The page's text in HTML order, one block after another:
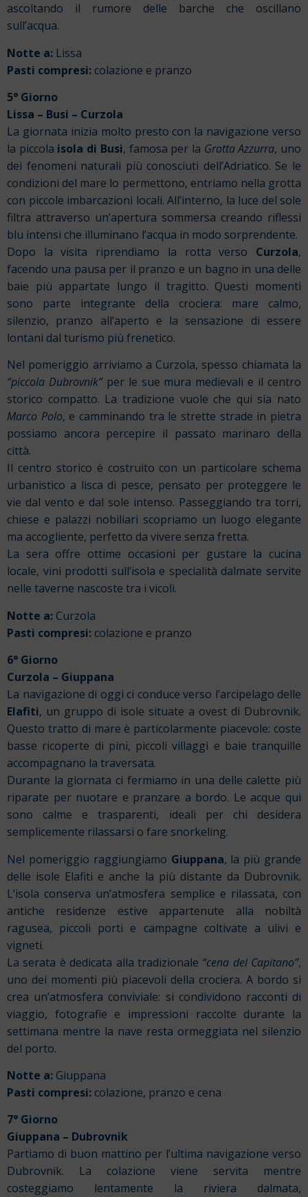
ascoltando il rumore delle barche che oscillano
sull’acqua.
Notte a: Lissa
Pasti compresi: colazione e pranzo
5° Giorno
Lissa – Busi – Curzola
La giornata inizia molto presto con la navigazione verso
la piccola isola di Busi, famosa per la Grotta Azzurra, uno
dei fenomeni naturali più conosciuti dell’Adriatico. Se le
condizioni del mare lo permettono, entriamo nella grotta
con piccole imbarcazioni locali. All’interno, la luce del sole
filtra attraverso un’apertura sommersa creando riflessi
blu intensi che illuminano l’acqua in modo sorprendente.
Dopo la visita riprendiamo la rotta verso Curzola,
facendo una pausa per il pranzo e un bagno in una delle
baie più appartate lungo il tragitto. Questi momenti
sono parte integrante della crociera: mare calmo,
silenzio, pranzo all’aperto e la sensazione di essere
lontani dal turismo più frenetico.
Nel pomeriggio arriviamo a Curzola, spesso chiamata la
“piccola Dubrovnik”per le sue mura medievali e il centro
storico compatto. La tradizione vuole che qui sia nato
Marco Polo, e camminando tra le strette strade in pietra
possiamo ancora percepire il passato marinaro della
città.
Il centro storico è costruito con un particolare schema
urbanistico a lisca di pesce, pensato per proteggere le
vie dal vento e dal sole intenso. Passeggiando tra torri,
chiese e palazzi nobiliari scopriamo un luogo elegante
ma accogliente, perfetto da vivere senza fretta.
La sera offre ottime occasioni per gustare la cucina
locale, vini prodotti sull’isola e specialità dalmate servite
nelle taverne nascoste tra i vicoli.
Notte a: Curzola
Pasti compresi: colazione e pranzo
6° Giorno
Curzola – Giuppana
La navigazione di oggi ci conduce verso l’arcipelago delle
Elafiti, un gruppo di isole situate a ovest di Dubrovnik.
Questo tratto di mare è particolarmente piacevole: coste
basse ricoperte di pini, piccoli villaggi e baie tranquille
accompagnano la traversata.
Durante la giornata ci fermiamo in una delle calette più
riparate per nuotare e pranzare a bordo. Le acque qui
sono calme e trasparenti, ideali per chi desidera
semplicemente rilassarsi o fare snorkeling.
Nel pomeriggio raggiungiamo Giuppana, la più grande
delle isole Elafiti e anche la più distante da Dubrovnik.
L’isola conserva un’atmosfera semplice e rilassata, con
antiche residenze estive appartenute alla nobiltà
ragusea, piccoli porti e campagne coltivate a ulivi e
vigneti.
La serata è dedicata alla tradizionale “cena del Capitano”,
uno dei momenti più piacevoli della crociera. A bordo si
crea un’atmosfera conviviale: si condividono racconti di
viaggio, fotografie e impressioni raccolte durante la
settimana mentre la nave resta ormeggiata nel silenzio
del porto.
Notte a: Giuppana
Pasti compresi: colazione, pranzo e cena
7° Giorno
Giuppana – Dubrovnik
Partiamo di buon mattino per l’ultima navigazione verso
Dubrovnik. La colazione viene servita mentre
costeggiamo lentamente la riviera dalmata,